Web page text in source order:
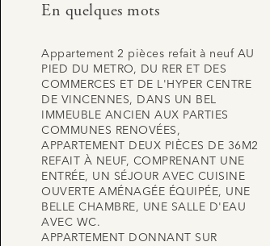
En quelques mots
Appartement 2 pièces refait à neuf AU
PIED DU METRO, DU RER ET DES
COMMERCES ET DE L'HYPER CENTRE
DE VINCENNES, DANS UN BEL
IMMEUBLE ANCIEN AUX PARTIES
COMMUNES RENOVÉES,
APPARTEMENT DEUX PIÈCES DE 36M2
REFAIT À NEUF, COMPRENANT UNE
ENTRÉE, UN SÉJOUR AVEC CUISINE
OUVERTE AMÉNAGÉE ÉQUIPÉE, UNE
BELLE CHAMBRE, UNE SALLE D'EAU
AVEC WC.
APPARTEMENT DONNANT SUR